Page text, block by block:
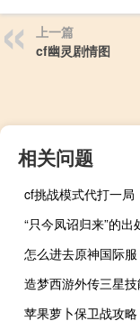
上一篇
cf幽灵剧情图
相关问题
cf挑战模式代打一局
“只今凤诏归来”的出
怎么进去原神国际服
造梦西游外传三星
苹果萝卜保卫战攻略